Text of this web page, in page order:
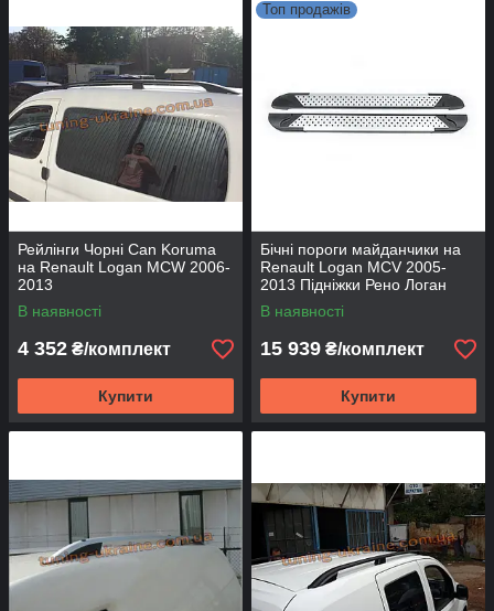
Рейлінги Чорні Can Koruma
на Renault Logan MCW 2006-
2013
В наявності
4 352 ₴/комплект
Купити
Топ продажів
Бічні пороги майданчики на
Renault Logan MCV 2005-
2013 Підніжки Рено Логан
МЦВ Allmond Grey
В наявності
15 939 ₴/комплект
Купити